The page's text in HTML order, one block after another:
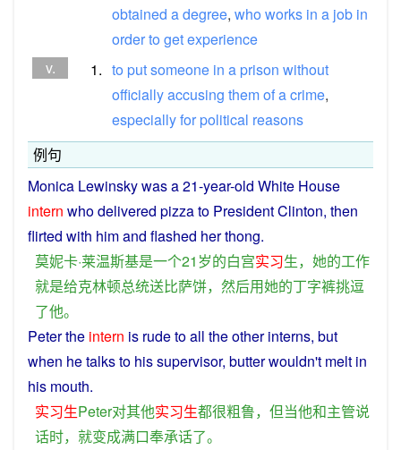
obtained adegree, who works in a job in
orderto getexperience
v.
1. to putsomeone in a prison without
officiallyaccusing themofacrime,
especiallyfor political reasons
例句
Monica Lewinskywasa21-year-old White House
intern whodelivered pizzato PresidentClinton, then
flirted with himand flashed herthong.
莫妮卡·莱温斯基是一个21岁的白宫实习生， 她的工作
就是给克林顿总统送比萨饼， 然后用她的丁字裤挑逗
了他。
Peter the intern is rudetoall the other interns, but
when hetalksto hissupervisor, butterwouldn't melt in
his mouth.
实习生Peter对其他实习生都很粗鲁， 但当他和主管说
话时， 就变成满口奉承话了。